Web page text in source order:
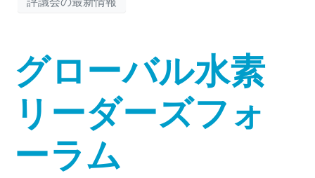
グローバル水素
リーダーズフォ
ーラム